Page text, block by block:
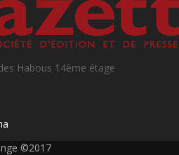
Habous 14ème étage
©2017